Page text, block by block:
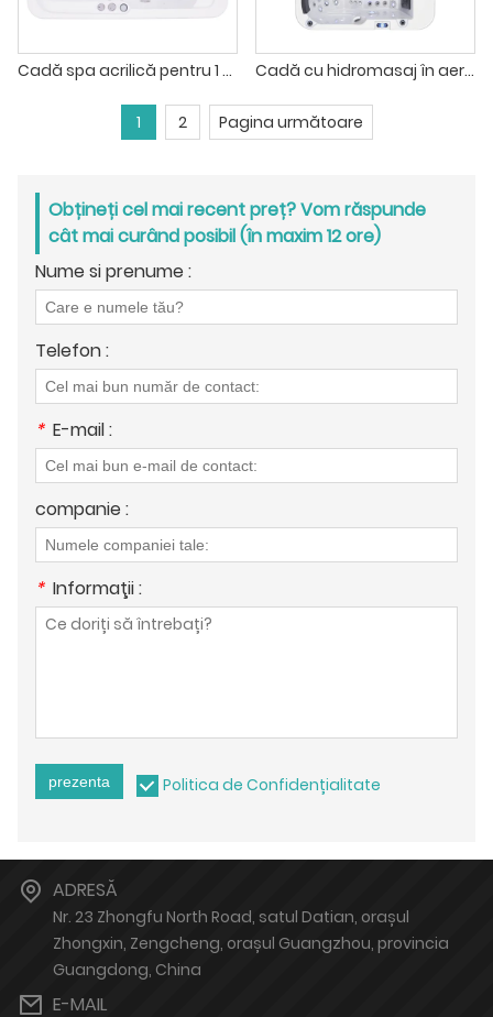
Cadă spa acrilică pentru 1 persoană, mini jacuzzi, pentru exterior Cadă cu hidromasaj în aer liber cu mini-spa și grădină pentru 3 persoane
1 2 Pagina următoare
Obțineți cel mai recent preț? Vom răspunde
cât mai curând posibil (în maxim 12 ore)
Nume si prenume :
Telefon :
* E-mail :
companie :
* Informaţii :
prezenta Politica de Confidențialitate
ADRESĂ
Nr. 23 Zhongfu North Road, satul Datian, orașul
Zhongxin, Zengcheng, orașul Guangzhou, provincia
Guangdong, China
E-MAIL